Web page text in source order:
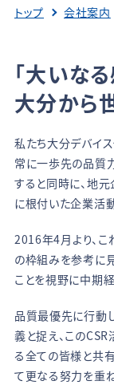
トップ 会社案内
「大いな
大分から
私たち大分デバイ
常に一歩先の品質
すると同時に、地
に根付いた企業活
2016年4月より、
の枠組みを参考に
ことを視野に中期
品質最優先に行動
義と捉え、この
る全ての皆様と共
て更なる努力を重